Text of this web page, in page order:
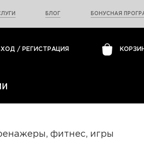
БЛОГ БОНУСНАЯ
/ РЕГИСТРАЦИЯ
фитнес, игры